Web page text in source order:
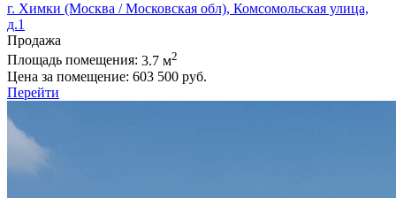
г. Химки (Москва / Московская обл), Комсомольская улица,
д.1
Продажа
Площадь помещения: 3.7 м2
Цена за помещение: 603 500 руб.
Перейти